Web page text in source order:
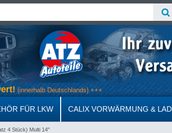
(innerhalb Deutschlands) +++
FÜR LKW CALIX VORWÄRMUNG &
4 Stück) Multi 14"